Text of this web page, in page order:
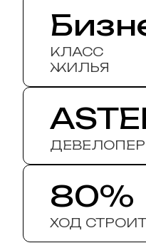
КЛАСС
ЖИЛЬЯ
ДЕВЕЛОПЕР
80%
ХОД